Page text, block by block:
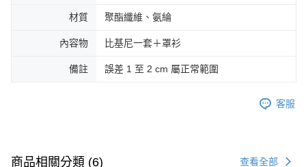
材質 聚酯纖維、氨綸
內容物 比基尼一套＋罩衫
備註 誤差 1 至 2 cm 屬正常範圍
客服
商品相關分類 (6) 查看全部